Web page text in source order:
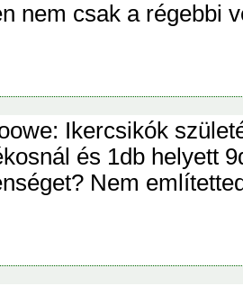
nem csak a régebbi
Ikercsikók
és 1db helyett
Nem